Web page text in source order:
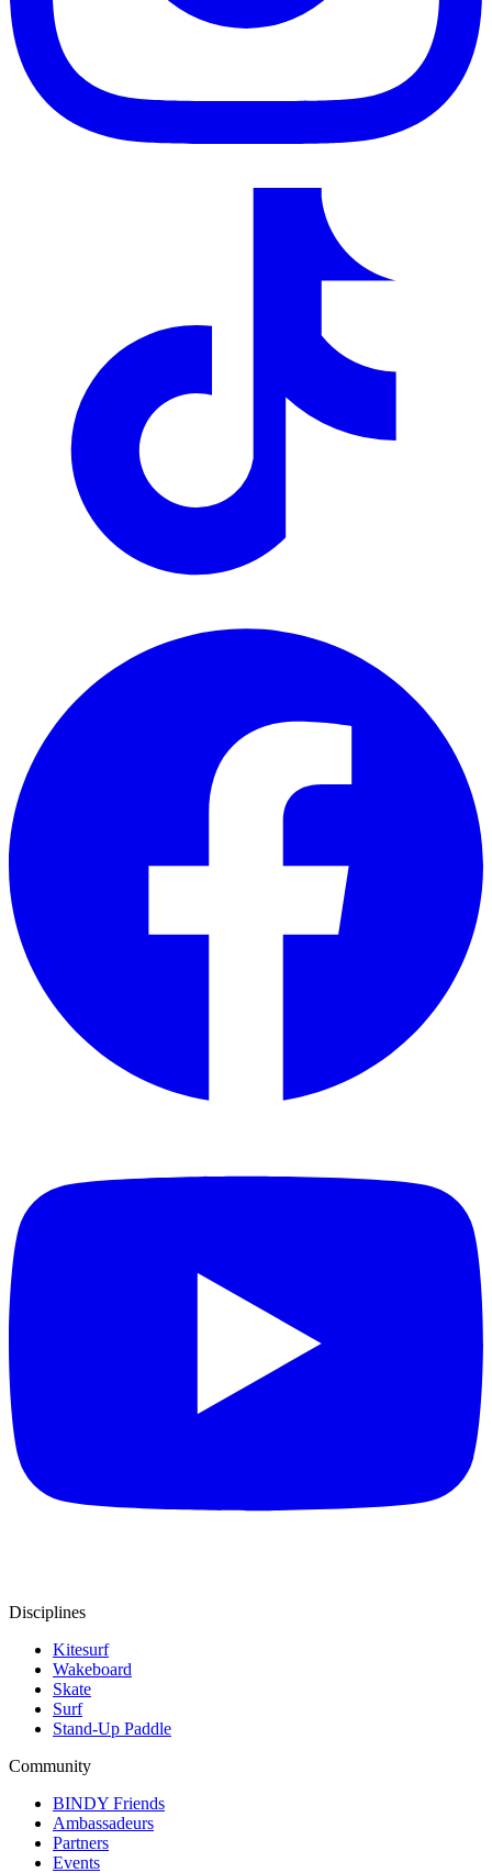
Disciplines
Kitesurf
Wakeboard
Skate
Surf
Stand-Up Paddle
Community
BINDY Friends
Ambassadeurs
Partners
Events